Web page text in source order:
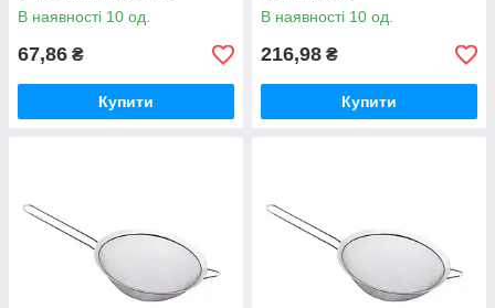
В наявності 10 од.
67,86 ₴
Купити
В наявності 10 од.
216,98 ₴
Купити